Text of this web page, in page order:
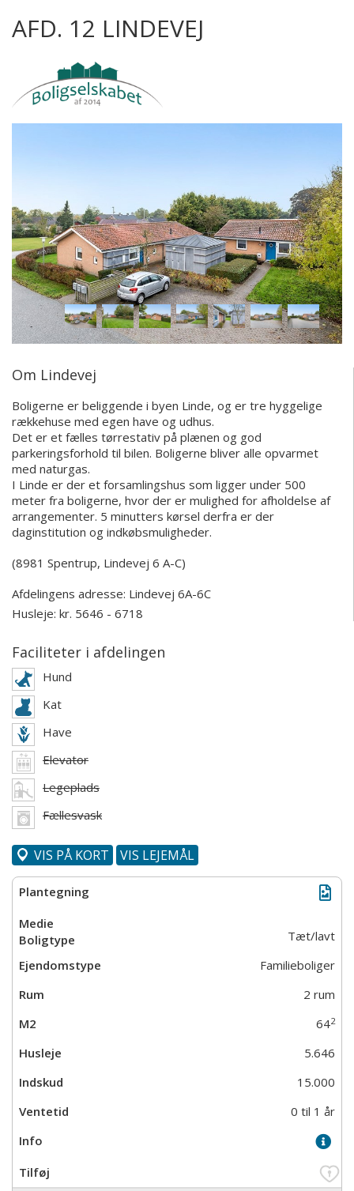
AFD. 12 LINDEVEJ
Om Lindevej
Boligerne er beliggende i byen Linde, og er tre hyggelige
rækkehuse med egen have og udhus.
Det er et fælles tørrestativ på plænen og god
parkeringsforhold til bilen. Boligerne bliver alle opvarmet
med naturgas.
I Linde er der et forsamlingshus som ligger under 500
meter fra boligerne, hvor der er mulighed for afholdelse af
arrangementer. 5 minutters kørsel derfra er der
daginstitution og indkøbsmuligheder.
(8981 Spentrup, Lindevej 6 A-C)
Afdelingens adresse: Lindevej 6A-6C
Husleje: kr. 5646 - 6718
Faciliteter i afdelingen
Hund
Kat
Have
Elevator
Legeplads
Fællesvask
VIS PÅ KORT VIS LEJEMÅL
Tæt/lavt
Familieboliger
2 rum
642
5.646
15.000
0 til 1 år